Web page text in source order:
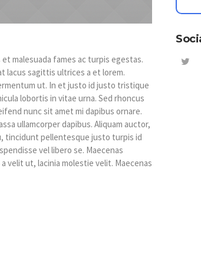
malesuada fames ac turpis egestas.
lacus sagittis ultrices a et lorem.
ut. In et justo id justo tristique
lobortis in vitae urna. Sed rhoncus
nunc sit amet mi dapibus ornare.
ullamcorper dapibus. Aliquam auctor,
tincidunt pellentesque justo turpis id
vel libero se. Maecenas
velit ut, lacinia molestie velit. Maecenas